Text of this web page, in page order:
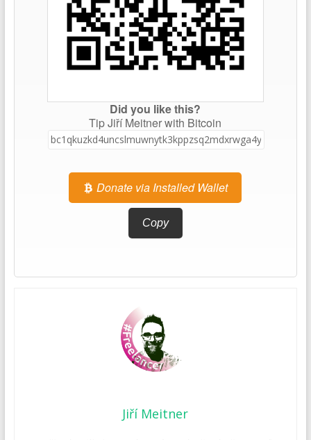
Did you like this?
Tip Jiří Meitner with Bitcoin
Donate via Installed Wallet
Copy
Jiří Meitner